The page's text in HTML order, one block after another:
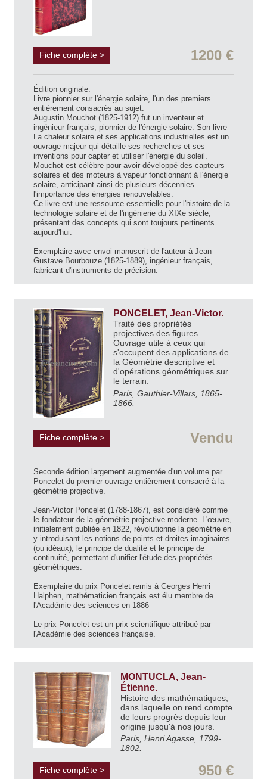
Fiche complète > 1200 €
Édition originale.
Livre pionnier sur l'énergie solaire, l'un des premiers
entièrement consacrés au sujet.
Augustin Mouchot (1825-1912) fut un inventeur et
ingénieur français, pionnier de l'énergie solaire. Son livre
La chaleur solaire et ses applications industrielles est un
ouvrage majeur qui détaille ses recherches et ses
inventions pour capter et utiliser l'énergie du soleil.
Mouchot est célèbre pour avoir développé des capteurs
solaires et des moteurs à vapeur fonctionnant à l'énergie
solaire, anticipant ainsi de plusieurs décennies
l'importance des énergies renouvelables.
Ce livre est une ressource essentielle pour l'histoire de la
technologie solaire et de l'ingénierie du XIXe siècle,
présentant des concepts qui sont toujours pertinents
aujourd'hui.
Exemplaire avec envoi manuscrit de l'auteur à Jean
Gustave Bourbouze (1825-1889), ingénieur français,
fabricant d'instruments de précision.
PONCELET, Jean-Victor.
Traité des propriétés
projectives des figures.
Ouvrage utile à ceux qui
s'occupent des applications de
la Géométrie descriptive et
d'opérations géométriques sur
le terrain.
Paris, Gauthier-Villars, 1865-
1866.
Fiche complète > Vendu
Seconde édition largement augmentée d'un volume par
Poncelet du premier ouvrage entièrement consacré à la
géométrie projective.
Jean-Victor Poncelet (1788-1867), est considéré comme
le fondateur de la géométrie projective moderne. L'œuvre,
initialement publiée en 1822, révolutionne la géométrie en
y introduisant les notions de points et droites imaginaires
(ou idéaux), le principe de dualité et le principe de
continuité, permettant d'unifier l'étude des propriétés
géométriques.
Exemplaire du prix Poncelet remis à Georges Henri
Halphen, mathématicien français est élu membre de
l'Académie des sciences en 1886
Le prix Poncelet est un prix scientifique attribué par
l'Académie des sciences française.
MONTUCLA, Jean-
Étienne.
Histoire des mathématiques,
dans laquelle on rend compte
de leurs progrès depuis leur
origine jusqu'à nos jours.
Paris, Henri Agasse, 1799-
1802.
Fiche complète > 950 €